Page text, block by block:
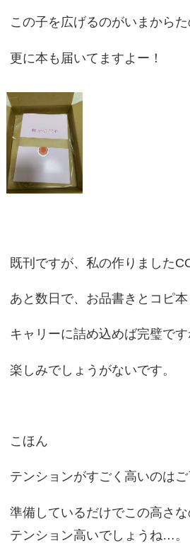
この子を広げるのがいまからた
更に本も届いてますよー！
既刊ですが、私の作りました
あと数日で、お品書きとコピ
キャリーに詰め込めば完璧です
楽しみでしょうがないです。
こほん
テンションがすごく高いのはご
準備しているだけでこの高さ
テンション高いでしょうね…。